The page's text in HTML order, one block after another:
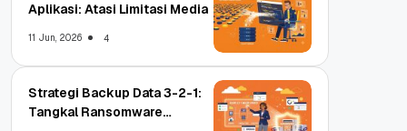
Aplikasi: Atasi Limitasi Media
11 Jun, 2026 4
Strategi Backup Data 3-2-1:
Tangkal Ransomware